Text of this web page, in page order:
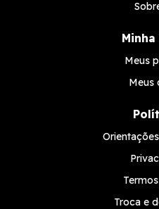
Meus
Meus
Troca e